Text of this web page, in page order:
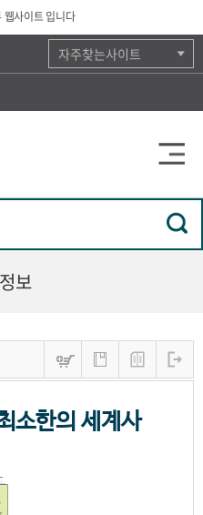
웹사이트 입니다
자주찾는사이트
보
소한의 세계사